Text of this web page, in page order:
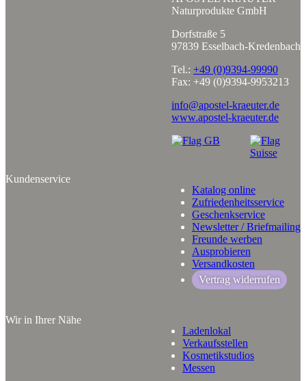
Naturprodukte GmbH
Dorfstraße 5
97839 Esselbach-Kredenbach
Tel.: +49 (0)9394-99990
Fax: +49 (0)9394-9953213
info@apostel-kraeuter.de
www.apostel-kraeuter.de
Kundenservice
Katalog online
Zufriedenheitsservice
Geschenkservice
Newsletter / Briefmailing
Freunde werben
Ausprobieren
Versandkosten
Vertrag widerrufen
Wir in Ihrer Nähe
Ladenlokal
Verkaufsstellen
Kosmetikstudios
Messen